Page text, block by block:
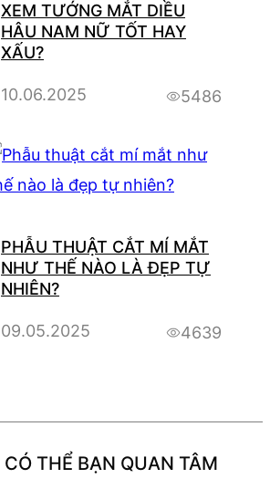
XEM TƯỚNG MẮT DIỀU
HÂU NAM NỮ TỐT HAY
XẤU?
10.06.2025 5486
PHẪU THUẬT CẮT MÍ MẮT
NHƯ THẾ NÀO LÀ ĐẸP TỰ
NHIÊN?
09.05.2025 4639
CÓ THỂ BẠN QUAN TÂM